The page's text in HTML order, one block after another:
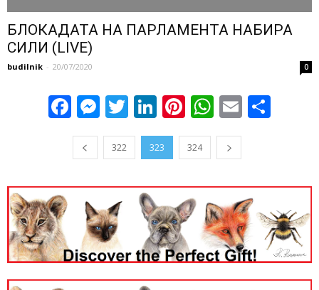
БЛОКАДАТА НА ПАРЛАМЕНТА НАБИРА
СИЛИ (LIVE)
budilnik - 20/07/2020 0
Facebook
Messenger
Twitter
LinkedIn
Pinterest
WhatsApp
Email
322 323 324